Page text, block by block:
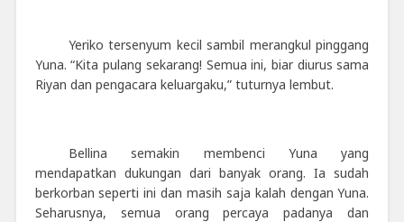
Yeriko tersenyum kecil sambil merangkul pinggang
Yuna. “Kita pulang sekarang! Semua ini, biar diurus sama
Riyan dan pengacara keluargaku,” tuturnya lembut.
Bellina semakin membenci Yuna yang
mendapatkan dukungan dari banyak orang. Ia sudah
berkorban seperti ini dan masih saja kalah dengan Yuna.
Seharusnya, semua orang percaya padanya dan